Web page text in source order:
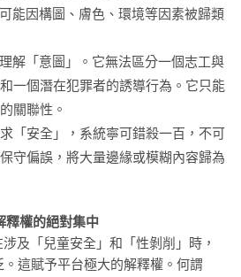
能因構圖、膚色、環境等因素被歸類
解「意圖」。它無法區分一個志工與
一個潛在犯罪者的誘導行為。它只能
關聯性。
求「安全」，系統寧可錯殺一百，不可
守偏誤，將大量邊緣或模糊內容歸為
釋權的絕對集中
及「兒童安全」和「性剝削」時，
這賦予平台極大的解釋權。何謂